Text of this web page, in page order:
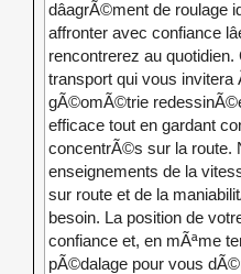
dâagrÃ©ment de
affronter avec confiance
rencontrerez au quotidien.
transport qui vous
gÃ©omÃ©trie
efficace tout en gardant
concentrÃ©s sur la route.
enseignements de la
sur route et de la
besoin. La position de
confiance et, en mÃªme
pÃ©dalage pour vous